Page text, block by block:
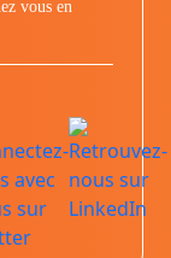
vous en